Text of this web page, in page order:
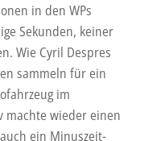
in den WPs
Sekunden, keiner
Wie Cyril Despres
sammeln für ein
im
machte wieder einen
ein Minuszeit-